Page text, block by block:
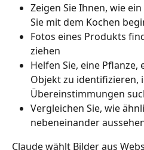
Zeigen Sie Ihnen, wie
Sie mit dem Kochen
Fotos eines Produkts
ziehen
Helfen Sie, eine
Objekt zu identifizieren,
Übereinstimmungen
Vergleichen Sie, wie
nebeneinander
Claude wählt Bilder aus